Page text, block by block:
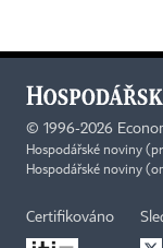
© 1996-2026
Hospodářské noviny
Hospodářské noviny
Certifikováno